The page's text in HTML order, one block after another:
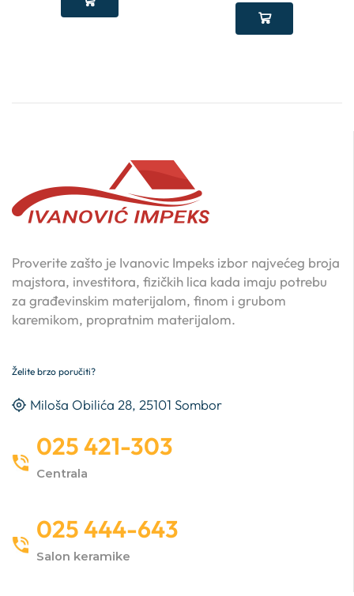
Proverite zašto je Ivanovic Impeks izbor najvećeg broja
majstora, investitora, fizičkih lica kada imaju potrebu
za građevinskim materijalom, finom i grubom
karemikom, propratnim materijalom.
Želite brzo poručiti?
Miloša Obilića 28, 25101 Sombor
025 421-303
Centrala
025 444-643
Salon keramike